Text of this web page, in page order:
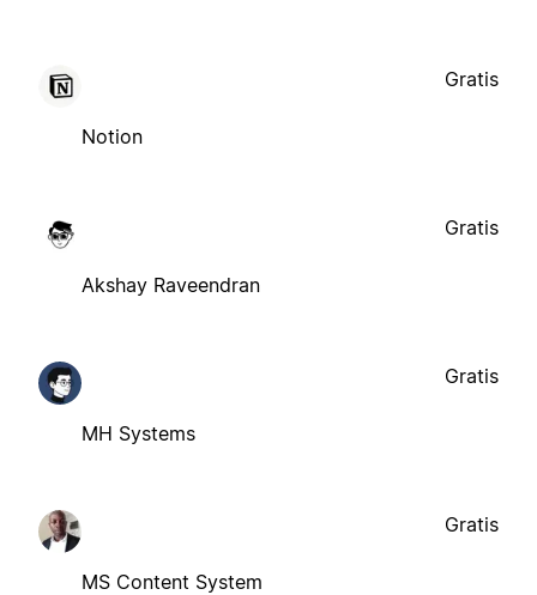
Notion
Gratis
Akshay Raveendran
Gratis
MH Systems
Gratis
MS Content System
Gratis